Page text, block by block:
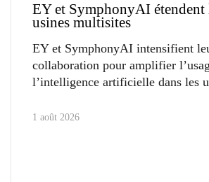
EY et SymphonyAI étendent
usines multisites
EY et SymphonyAI intensifient
collaboration pour amplifier
l’intelligence artificielle dans les
1 août 2026